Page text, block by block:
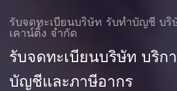
รับจดทะเบียนบริษัท รับทําบัญชี บริ
เคาน์ติ้ง จำกัด
รับจดทะเบียนบริษัท บริก
บัญชีและภาษีอากร